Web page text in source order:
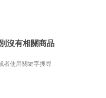
沒有相關商品
者使用關鍵字搜尋